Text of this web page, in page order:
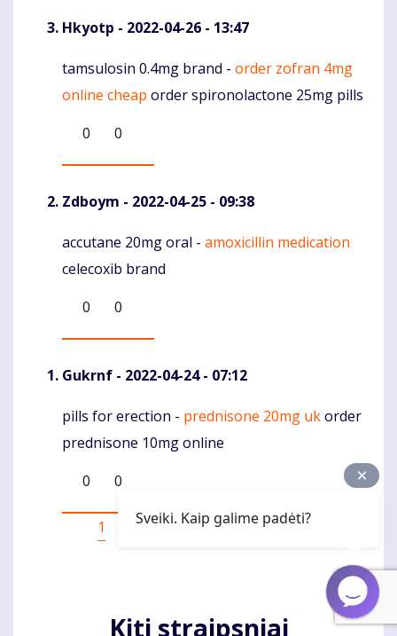
Hkyotp - 2022-04-26 - 13:47
Komentaras
tamsulosin 0.4mg brand - order zofran 4mg
online cheap order spironolactone 25mg pills
0
0
Zdboym - 2022-04-25 - 09:38
Komentaras
accutane 20mg oral - amoxicillin medication
celecoxib brand
0
0
Gukrnf - 2022-04-24 - 07:12
Komentaras
pills for erection - prednisone 20mg ukorder
prednisone 10mg online
0
0
Pagination
Current
1 Puslapis
Puslapis
3 Puslapis
4 Puslapis
5 Puslapis
6 Puslapis
7 Puslapis
8 Puslapis
9
Sekantis
Kiti straipsniai
Sveiki. Kaip galime padėti?